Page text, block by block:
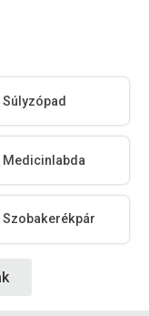
Súlyzópad
Medicinlabda
Szobakerékpár